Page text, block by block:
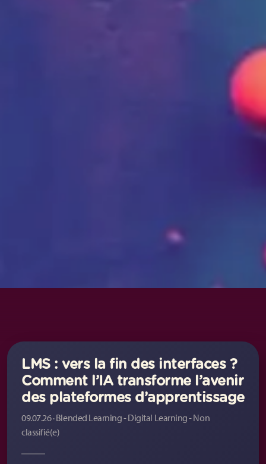
LMS : vers la fin des interfaces ?
Comment l’IA transforme l’avenir
des plateformes d’apprentissage
09.07.26 · Blended Learning - Digital Learning - Non
classifié(e)